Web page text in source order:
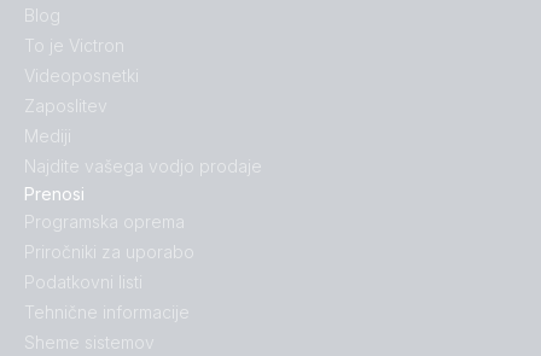
Prenosi
Programska oprema
Priročniki za uporabo
Podatkovni listi
Tehnične informacije
Sheme sistemov
Blog
To je Victron
Videoposnetki
Zaposlitev
Mediji
Najdite vašega vodjo prodaje